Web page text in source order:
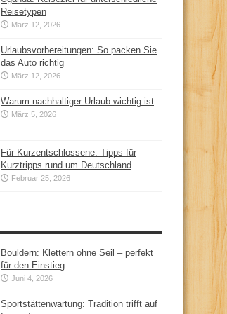
Reisetypen
März 12, 2026
Urlaubsvorbereitungen: So packen Sie
das Auto richtig
März 12, 2026
Warum nachhaltiger Urlaub wichtig ist
März 5, 2026
Für Kurzentschlossene: Tipps für
Kurztripps rund um Deutschland
Februar 25, 2026
Bouldern: Klettern ohne Seil – perfekt
für den Einstieg
Juni 4, 2026
Sportstättenwartung: Tradition trifft auf